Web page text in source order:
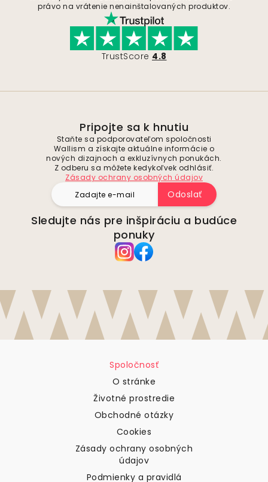
právo na vrátenie nenainštalovaných produktov.
TrustScore 4.8
Pripojte sa k hnutiu
Staňte sa podporovateľom spoločnosti
Wallism a získajte aktuálne informácie o
nových dizajnoch a exkluzívnych ponukách.
Z odberu sa môžete kedykoľvek odhlásiť.
Zásady ochrany osobných údajov
Odoslať
Sledujte nás pre inšpiráciu a budúce
ponuky
Spoločnosť
O stránke
Životné prostredie
Obchodné otázky
Cookies
Zásady ochrany osobných
údajov
Podmienky a pravidlá